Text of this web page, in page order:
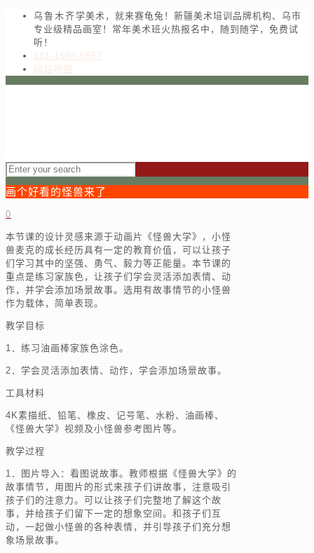
乌鲁木齐学美术，就来赛龟兔！新疆美术培训品牌机构、乌市
专业级精品画室！常年美术班火热报名中，随到随学，免费试
听！
181-1680-6557
网站地图
画个好看的怪兽来了
0
本节课的设计灵感来源于动画片《怪兽大学》，小怪
兽麦克的成长经历具有一定的教育价值，可以让孩子
们学习其中的坚强、勇气、毅力等正能量。本节课的
重点是练习家族色，让孩子们学会灵活添加表情、动
作，并学会添加场景故事。选用有故事情节的小怪兽
作为载体，简单表现。
教学目标
1．练习油画棒家族色涂色。
2．学会灵活添加表情、动作，学会添加场景故事。
工具材料
4K素描纸、铅笔、橡皮、记号笔、水粉、油画棒、
《怪兽大学》视频及小怪兽参考图片等。
教学过程
1．图片导入：看图说故事。教师根据《怪兽大学》的
故事情节，用图片的形式来孩子们讲故事，注意吸引
孩子们的注意力。可以让孩子们完整地了解这个故
事，并给孩子们留下一定的想象空间。和孩子们互
动，一起做小怪兽的各种表情，并引导孩子们充分想
象场景故事。